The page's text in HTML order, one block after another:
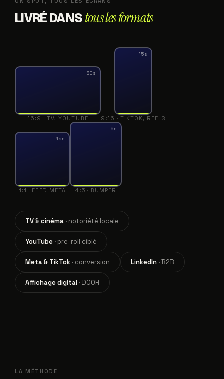
LIVRÉ DANStous les formats
30s
16:9 · TV, YOUTUBE
15s
9:16 · TIKTOK, REELS
15s
1:1 · FEED META
6s
4:5 · BUMPER
TV & cinéma · notoriété locale
YouTube · pre-roll ciblé
Meta & TikTok · conversion LinkedIn · B2B
Affichage digital · DOOH
LA MÉTHODE